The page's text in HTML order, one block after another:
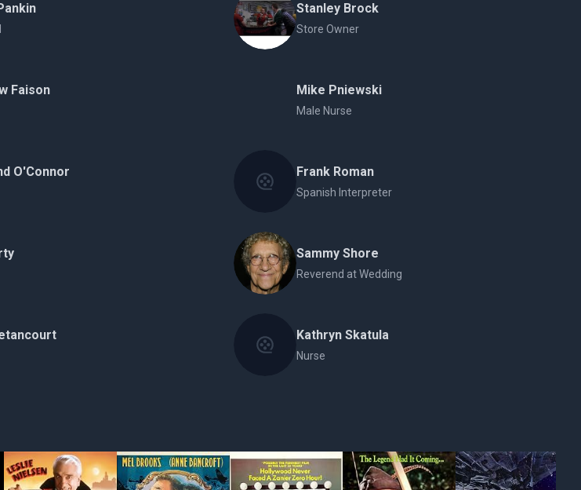
Stanley Brock
Store Owner
Faison Mike Pniewski
Male Nurse
O'Connor Frank Roman
Spanish Interpreter
Sammy Shore
Reverend at Wedding
Kathryn Skatula
Nurse